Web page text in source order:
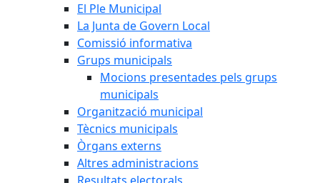
El Ple Municipal
La Junta de Govern Local
Comissió informativa
Grups municipals
Mocions presentades pels grups
municipals
Organització municipal
Tècnics municipals
Òrgans externs
Altres administracions